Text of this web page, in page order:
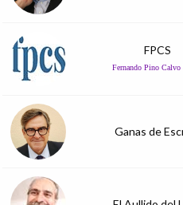
FPCS
Fernando Pino Calvo
Ganas de